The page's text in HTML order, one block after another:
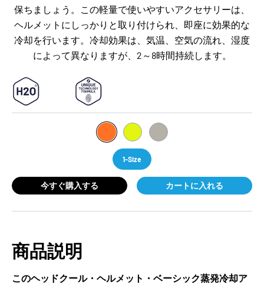
保ちましょう。この軽量で使いやすいアクセサリーは、
ヘルメットにしっかりと取り付けられ、即座に効果的な
冷却を行います。冷却効果は、気温、空気の流れ、湿度
によって異なりますが、2～8時間持続します。
1-Size
今すぐ購入する カートに入れる
商品説明
このヘッドクール・ヘルメット・ベーシック蒸発冷却ア